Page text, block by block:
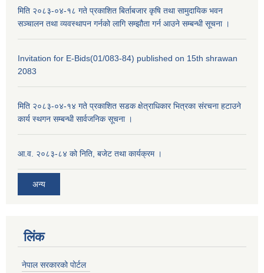
मिति २०८३-०४-१८ गते प्रकाशित बिर्ताबजार कृषि तथा सामुदायिक भवन
सञ्चालन तथा व्यवस्थापन गर्नको लागि सम्झौता गर्न आउने सम्बन्धी सूचना ।
Invitation for E-Bids(01/083-84) published on 15th shrawan
2083
मिति २०८३-०४-१४ गते प्रकाशित सडक क्षेत्राधिकार भित्रका संरचना हटाउने
कार्य स्थगन सम्बन्धी सार्वजनिक सूचना ।
आ.व. २०८३-८४ को निति, बजेट तथा कार्यक्रम ।
अन्य
लिंक
नेपाल सरकारको पोर्टल